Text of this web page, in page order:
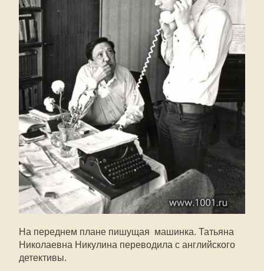
На переднем плане пишущая машинка. Татьяна
Николаевна Никулина переводила с английского
детективы.